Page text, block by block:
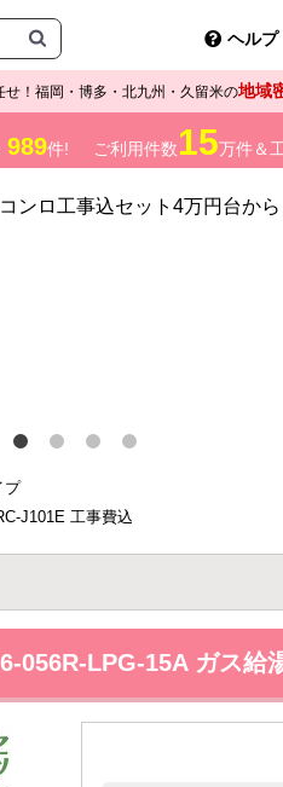
ヘルプ
！福岡・博多・北九州・久留米の地域
989件! ご利用件数15万件＆
プ
J101E 工事費込
056R-LPG-15A ガス給